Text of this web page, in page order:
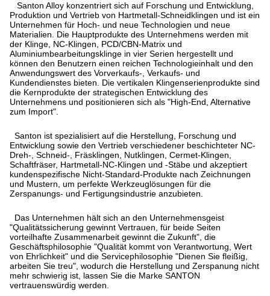
Santon Alloy konzentriert sich auf Forschung und Entwicklung,
Produktion und Vertrieb von Hartmetall-Schneidklingen und ist ein
Unternehmen für Hoch- und neue Technologien und neue
Materialien. Die Hauptprodukte des Unternehmens werden mit
der Klinge, NC-Klingen, PCD/CBN-Matrix und
Aluminiumbearbeitungsklinge in vier Serien hergestellt und
können den Benutzern einen reichen Technologieinhalt und den
Anwendungswert des Vorverkaufs-, Verkaufs- und
Kundendienstes bieten. Die vertikalen Klingenserienprodukte sind
die Kernprodukte der strategischen Entwicklung des
Unternehmens und positionieren sich als "High-End, Alternative
zum Import".
Santon ist spezialisiert auf die Herstellung, Forschung und
Entwicklung sowie den Vertrieb verschiedener beschichteter NC-
Dreh-, Schneid-, Fräsklingen, Nutklingen, Cermet-Klingen,
Schaftfräser, Hartmetall-NC-Klingen und -Stäbe und akzeptiert
kundenspezifische Nicht-Standard-Produkte nach Zeichnungen
und Mustern, um perfekte Werkzeuglösungen für die
Zerspanungs- und Fertigungsindustrie anzubieten.
Das Unternehmen hält sich an den Unternehmensgeist
"Qualitätssicherung gewinnt Vertrauen, für beide Seiten
vorteilhafte Zusammenarbeit gewinnt die Zukunft", die
Geschäftsphilosophie "Qualität kommt von Verantwortung, Wert
von Ehrlichkeit" und die Servicephilosophie "Dienen Sie fleißig,
arbeiten Sie treu", wodurch die Herstellung und Zerspanung nicht
mehr schwierig ist, lassen Sie die Marke SANTON
vertrauenswürdig werden.